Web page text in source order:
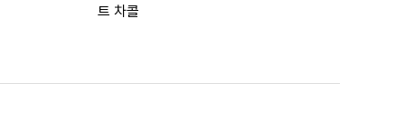
트 차콜